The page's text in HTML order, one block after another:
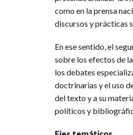
como en la prensa
discursos y prácticas
En ese sentido, el
sobre los efectos de
los debates
doctrinarias y el uso
del texto y a su
políticos y